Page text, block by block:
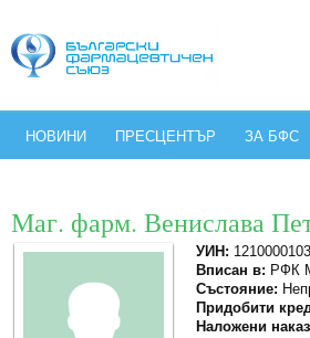
НОВИНИ ПРЕСЦЕНТЪР ЗА БФС
Маг. фарм. Венислава
УИН: 1210000103
Вписан в: РФК
Състояние:
Придобити
Наложени